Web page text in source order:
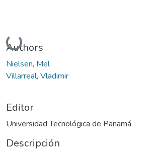
Cargando...
Authors
Nielsen, Mel
Villarreal, Vladimir
Editor
Universidad Tecnológica de Panamá
Descripción